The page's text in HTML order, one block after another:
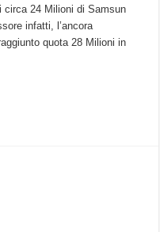
circa 24 Milioni di Samsun
infatti, l’ancora
quota 28 Milioni in